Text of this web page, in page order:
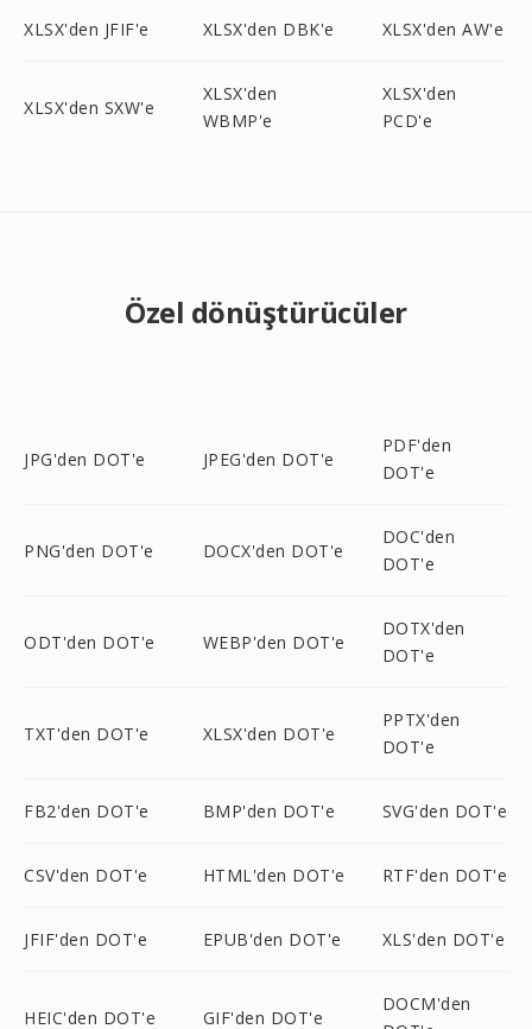
XLSX'den JFIF'e XLSX'den DBK'e XLSX'den AW'e
XLSX'den SXW'e
XLSX'den
WBMP'e
XLSX'den
PCD'e
Özel dönüştürücüler
JPG'den DOT'e JPEG'den DOT'e
PDF'den
DOT'e
PNG'den DOT'e DOCX'den DOT'e
DOC'den
DOT'e
ODT'den DOT'e WEBP'den DOT'e
DOTX'den
DOT'e
TXT'den DOT'e XLSX'den DOT'e
PPTX'den
DOT'e
FB2'den DOT'e BMP'den DOT'e SVG'den DOT'e
CSV'den DOT'e HTML'den DOT'e RTF'den DOT'e
JFIF'den DOT'e EPUB'den DOT'e XLS'den DOT'e
HEIC'den DOT'e GIF'den DOT'e
DOCM'den